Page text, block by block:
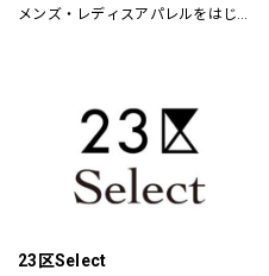
メンズ・レディスアパレルをはじ
催！皆様のご来店を心よりお待ちし
ております！
23区Select